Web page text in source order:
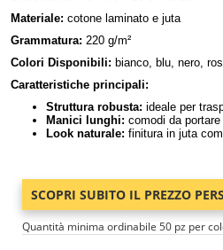
Materiale: cotone laminato e juta
Grammatura: 220 g/m²
Colori Disponibili: bianco, blu, nero,
Caratteristiche principali:
Struttura robusta: ideale per
Manici lunghi: comodi da
Look naturale: finitura in juta
SCOPRI SUBITO IL PREZZO
Quantità minima ordinabile 50 pz per